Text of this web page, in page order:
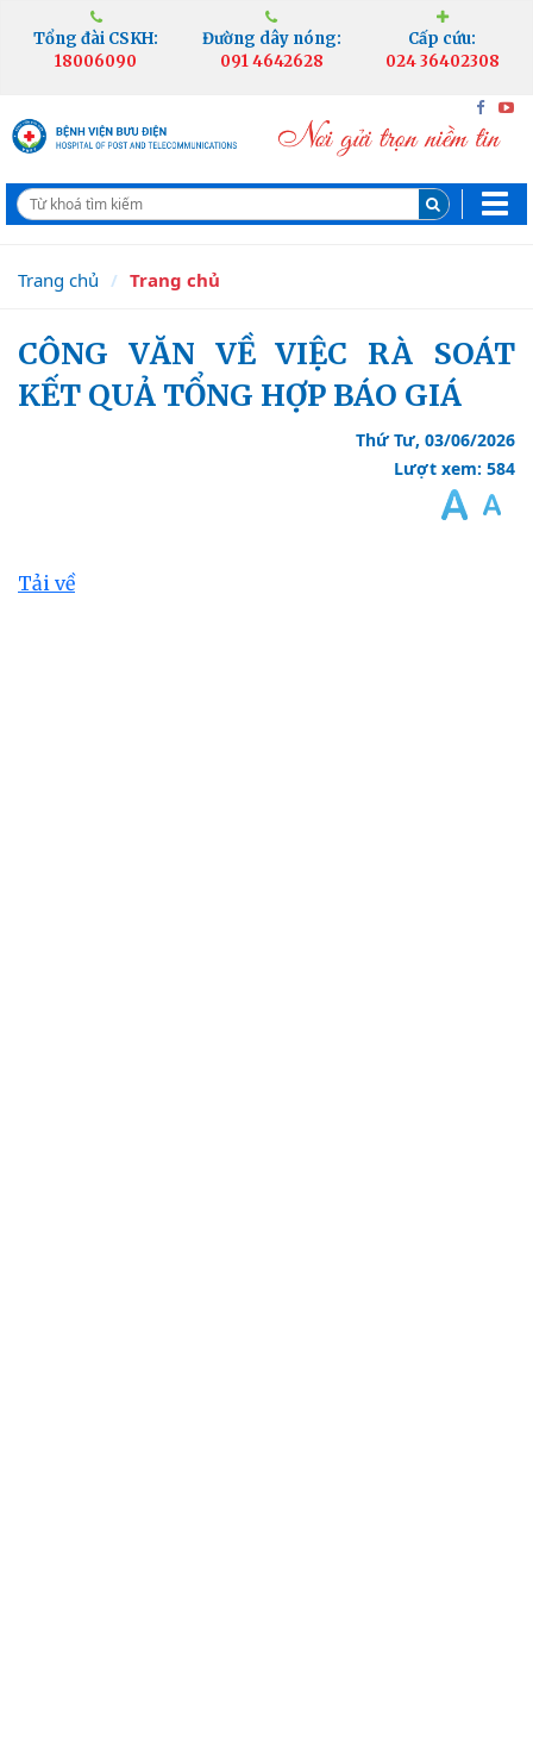
Tổng đài CSKH:
18006090
Đường dây nóng:
091 4642628
Cấp cứu:
024 36402308
Trang chủ Trang chủ
CÔNG VĂN VỀ VIỆC RÀ SOÁT
KẾT QUẢ TỔNG HỢP BÁO GIÁ
Thứ Tư, 03/06/2026
Lượt xem: 584
Tải về